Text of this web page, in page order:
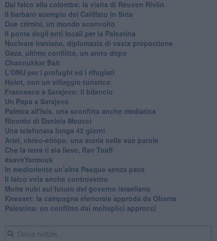
Dal falco alla colomba: la visita di Reuven Rivlin
Il barbaro scempio del Califfato in Siria
Due crimini, un mondo sconvolto
Il ponte degli enti locali per la Palestina
Nucleare iraniano, diplomazia di vasta proporzione
Gaza, ultimo conflitto, un anno dopo
Channukkat Bait
L'ONU per i profughi ed i rifugiati
Holot, non un villaggio turistico
Francesco a Sarajevo: il bilancio
Un Papa a Sarajevo
Palmira all'Isis, una sconfitta anche mediatica
Ricordo di Daniela Meucci
​Una telefonata lunga 42 giorni
​Ariel, ebreo-etiope: una storia nelle sue parole
Che la terra ti sia lieve, Rav Toaff
​#saveYarmouk
​In medioriente un'altra Pasqua senza pace
​Il falco vola anche controvento
Molte nubi sul futuro del governo israeliano
Knesset: la campagna elettorale approda da Obama
Palestina: un conflitto dai molteplici approcci